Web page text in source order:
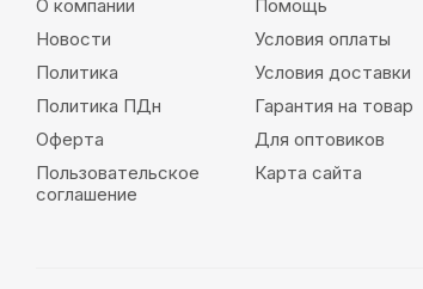
О компании
Новости
Политика
Политика ПДн
Оферта
Пользовательское
соглашение
Помощь
Условия оплаты
Условия доставки
Гарантия на товар
Для оптовиков
Карта сайта